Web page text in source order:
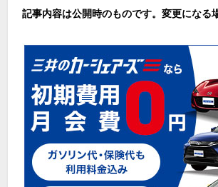
記事内容は公開時のものです。変更になる